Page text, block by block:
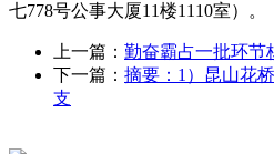
七778号公事大厦11楼1110室）。
上一篇： 勤奋霸占一批环节
下一篇： 摘要：1）昆山花
支